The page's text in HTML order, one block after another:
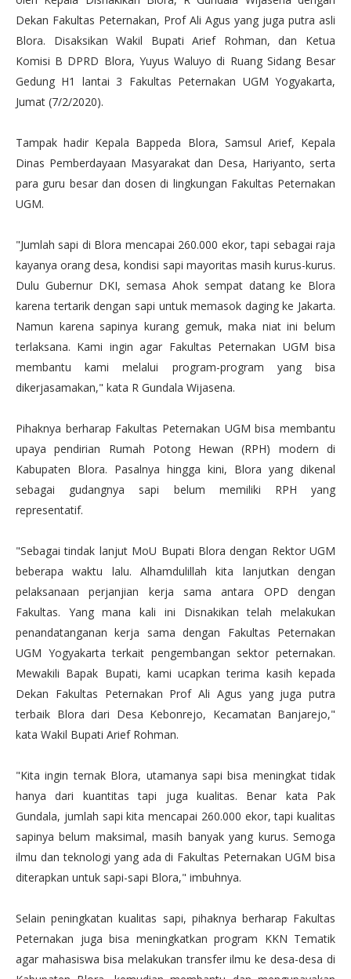
Dekan Fakultas Peternakan, Prof Ali Agus yang juga putra asli
Blora. Disaksikan Wakil Bupati Arief Rohman, dan Ketua
Komisi B DPRD Blora, Yuyus Waluyo di Ruang Sidang Besar
Gedung H1 lantai 3 Fakultas Peternakan UGM Yogyakarta,
Jumat (7/2/2020).
Tampak hadir Kepala Bappeda Blora, Samsul Arief, Kepala
Dinas Pemberdayaan Masyarakat dan Desa, Hariyanto, serta
para guru besar dan dosen di lingkungan Fakultas Peternakan
UGM.
"Jumlah sapi di Blora mencapai 260.000 ekor, tapi sebagai raja
kayanya orang desa, kondisi sapi mayoritas masih kurus-kurus.
Dulu Gubernur DKI, semasa Ahok sempat datang ke Blora
karena tertarik dengan sapi untuk memasok daging ke Jakarta.
Namun karena sapinya kurang gemuk, maka niat ini belum
terlaksana. Kami ingin agar Fakultas Peternakan UGM bisa
membantu kami melalui program-program yang bisa
dikerjasamakan," kata R Gundala Wijasena.
Pihaknya berharap Fakultas Peternakan UGM bisa membantu
upaya pendirian Rumah Potong Hewan (RPH) modern di
Kabupaten Blora. Pasalnya hingga kini, Blora yang dikenal
sebagai gudangnya sapi belum memiliki RPH yang
representatif.
"Sebagai tindak lanjut MoU Bupati Blora dengan Rektor UGM
beberapa waktu lalu. Alhamdulillah kita lanjutkan dengan
pelaksanaan perjanjian kerja sama antara OPD dengan
Fakultas. Yang mana kali ini Disnakikan telah melakukan
penandatanganan kerja sama dengan Fakultas Peternakan
UGM Yogyakarta terkait pengembangan sektor peternakan.
Mewakili Bapak Bupati, kami ucapkan terima kasih kepada
Dekan Fakultas Peternakan Prof Ali Agus yang juga putra
terbaik Blora dari Desa Kebonrejo, Kecamatan Banjarejo,"
kata Wakil Bupati Arief Rohman.
"Kita ingin ternak Blora, utamanya sapi bisa meningkat tidak
hanya dari kuantitas tapi juga kualitas. Benar kata Pak
Gundala, jumlah sapi kita mencapai 260.000 ekor, tapi kualitas
sapinya belum maksimal, masih banyak yang kurus. Semoga
ilmu dan teknologi yang ada di Fakultas Peternakan UGM bisa
diterapkan untuk sapi-sapi Blora," imbuhnya.
Selain peningkatan kualitas sapi, pihaknya berharap Fakultas
Peternakan juga bisa meningkatkan program KKN Tematik
agar mahasiswa bisa melakukan transfer ilmu ke desa-desa di